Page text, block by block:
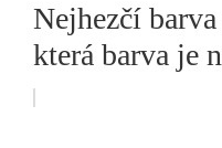
Nejhezčí
která barva je